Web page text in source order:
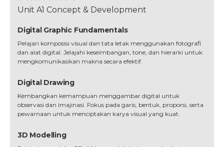
Unit A1 Concept & Development
Digital Graphic Fundamentals
Pelajari komposisi visual dan tata letak menggunakan fotografi
dan alat digital. Jelajahi keseimbangan, tone, dan hierarki untuk
mengkomunikasikan makna secara efektif.
Digital Drawing
Kembangkan kemampuan menggambar digital untuk
observasi dan imajinasi. Fokus pada garis, bentuk, proporsi, serta
pewarnaan untuk menciptakan karya visual yang kuat.
3D Modelling